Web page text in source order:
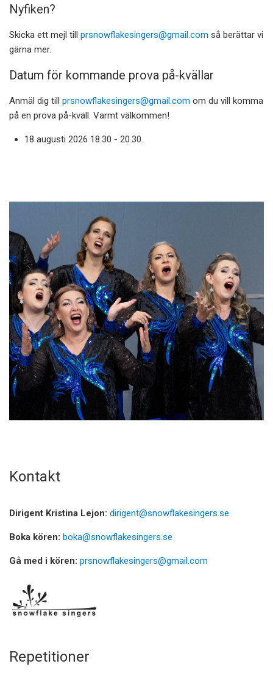
Nyfiken?
Skicka ett mejl till prsnowflakesingers@gmail.com så berättar vi
gärna mer.
Datum för kommande prova på-kvällar
Anmäl dig till prsnowflakesingers@gmail.com om du vill komma
på en prova på-kväll. Varmt välkommen!
18 augusti 2026 18.30 - 20.30.
Kontakt
Dirigent Kristina Lejon: dirigent@snowflakesingers.se
Boka kören: boka@snowflakesingers.se
Gå med i kören: prsnowflakesingers@gmail.com
Repetitioner